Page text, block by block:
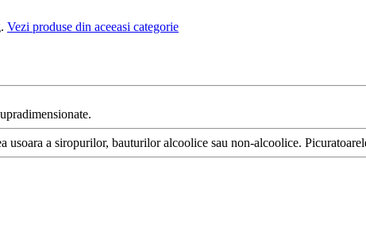
Vezi produse din aceeasi categorie
usoara a siropurilor, bauturilor alcoolice sau non-alcoolice.